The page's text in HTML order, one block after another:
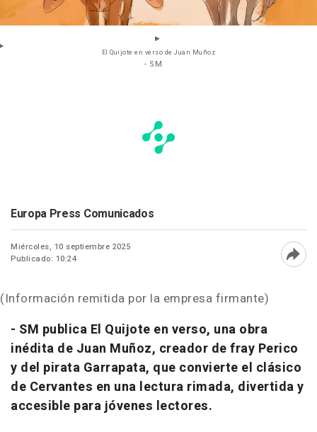
El Quijote en verso de Juan Muñoz
- SM
Europa Press Comunicados
Miércoles, 10 septiembre 2025
Publicado: 10:24
(Información remitida por la empresa firmante)
- SM publica El Quijote en verso, una obra
inédita de Juan Muñoz, creador de fray Perico
y del pirata Garrapata, que convierte el clásico
de Cervantes en una lectura rimada, divertida y
accesible para jóvenes lectores.